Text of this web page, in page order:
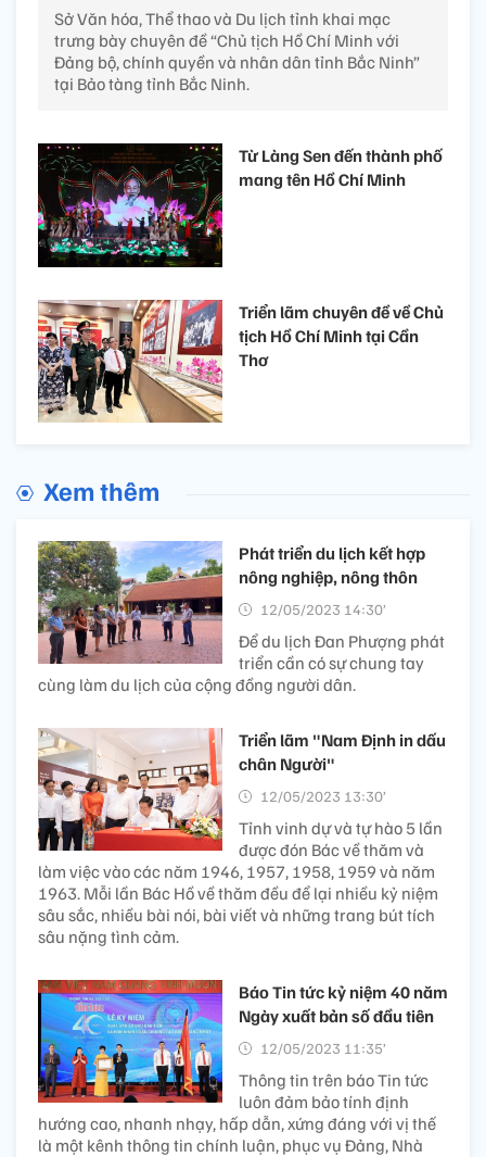
Sở Văn hóa, Thể thao và Du lịch tỉnh khai mạc
trưng bày chuyên đề “Chủ tịch Hồ Chí Minh với
Đảng bộ, chính quyền và nhân dân tỉnh Bắc Ninh”
tại Bảo tàng tỉnh Bắc Ninh.
Từ Làng Sen đến thành phố
mang tên Hồ Chí Minh
Triển lãm chuyên đề về Chủ
tịch Hồ Chí Minh tại Cần
Thơ
Xem thêm
Phát triển du lịch kết hợp
nông nghiệp, nông thôn
12/05/2023 14:30’
Để du lịch Đan Phượng phát
triển cần có sự chung tay
cùng làm du lịch của cộng đồng người dân.
Triển lãm "Nam Định in dấu
chân Người"
12/05/2023 13:30’
Tỉnh vinh dự và tự hào 5 lần
được đón Bác về thăm và
làm việc vào các năm 1946, 1957, 1958, 1959 và năm
1963. Mỗi lần Bác Hồ về thăm đều để lại nhiều kỷ niệm
sâu sắc, nhiều bài nói, bài viết và những trang bút tích
sâu nặng tình cảm.
Báo Tin tức kỷ niệm 40 năm
Ngày xuất bản số đầu tiên
12/05/2023 11:35’
Thông tin trên báo Tin tức
luôn đảm bảo tính định
hướng cao, nhanh nhạy, hấp dẫn, xứng đáng với vị thế
là một kênh thông tin chính luận, phục vụ Đảng, Nhà